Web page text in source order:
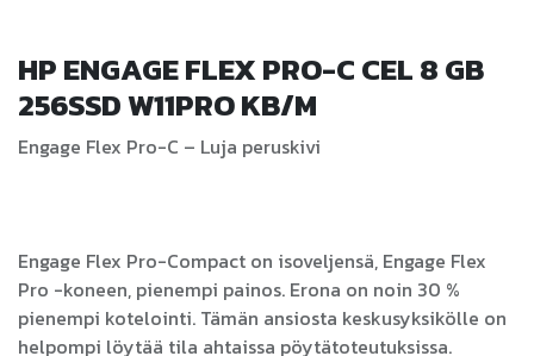
HP ENGAGE FLEX PRO-C CEL 8 GB
256SSD W11PRO KB/M
Engage Flex Pro-C – Luja peruskivi
Engage Flex Pro-Compact on isoveljensä, Engage Flex
Pro -koneen, pienempi painos. Erona on noin 30 %
pienempi kotelointi. Tämän ansiosta keskusyksikölle on
helpompi löytää tila ahtaissa pöytätoteutuksissa.